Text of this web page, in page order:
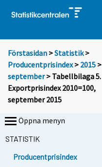
Förstasidan >Statistik >
Producentprisindex> 2015 >
september> Tabellbilaga 5.
Exportprisindex 2010=100,
september 2015
Öppna menyn
STATISTIK
Producentprisindex